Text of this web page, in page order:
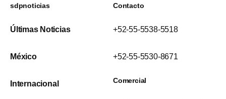
sdpnoticias
Últimas Noticias
México
Internacional
Contacto
+52-55-5538-5518
+52-55-5530-8671
Comercial